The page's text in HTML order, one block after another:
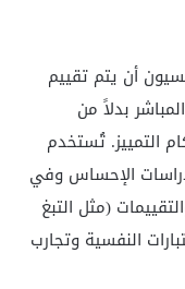
أن يتم تقييم
بدلاً من
التمييز. تُستخدم
دراسات الإحساس وفي
(مثل التبغ
النفسية وتجارب